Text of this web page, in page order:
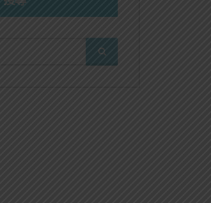
SEARCH